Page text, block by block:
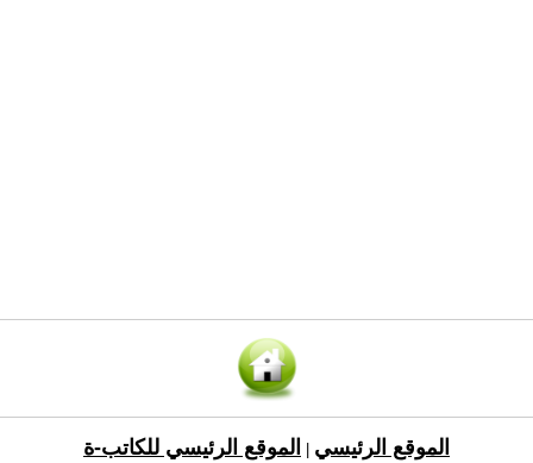
الموقع الرئيسي الموقع الرئيسي للكاتب-ة